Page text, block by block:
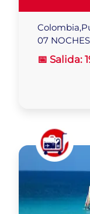
07 NOCHES
📅 Salida: